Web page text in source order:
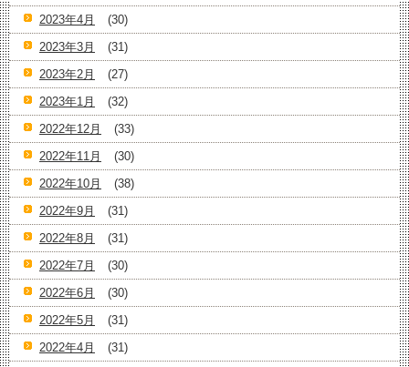
2023年4月
(30)
2023年3月
(31)
2023年2月
(27)
2023年1月
(32)
2022年12月
(33)
2022年11月
(30)
2022年10月
(38)
2022年9月
(31)
2022年8月
(31)
2022年7月
(30)
2022年6月
(30)
2022年5月
(31)
2022年4月
(31)